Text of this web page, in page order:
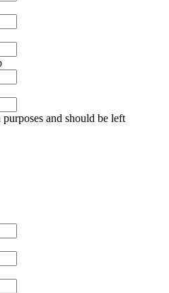
and should be left